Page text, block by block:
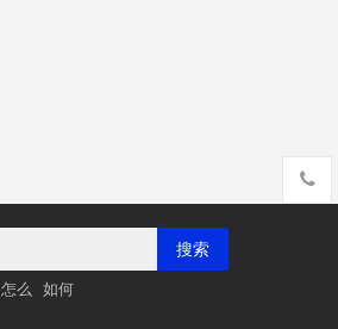
搜索
怎么 如何